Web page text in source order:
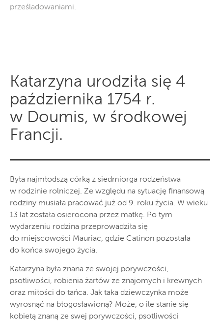
prześladowaniami.
Katarzyna urodziła się 4
października 1754 r.
w Doumis, w środkowej
Francji.
Była najmłodszą córką z siedmiorga rodzeństwa
w rodzinie rolniczej. Ze względu na sytuację finansową
rodziny musiała pracować już od 9. roku życia. W wieku
13 lat została osierocona przez matkę. Po tym
wydarzeniu rodzina przeprowadziła się
do miejscowości Mauriac, gdzie Catinon pozostała
do końca swojego życia.
Katarzyna była znana ze swojej porywczości,
psotliwości, robienia żartów ze znajomych i krewnych
oraz miłości do tańca. Jak taka dziewczynka może
wyrosnąć na błogosławioną? Może, o ile stanie się
kobietą znaną ze swej porywczości, psotliwości